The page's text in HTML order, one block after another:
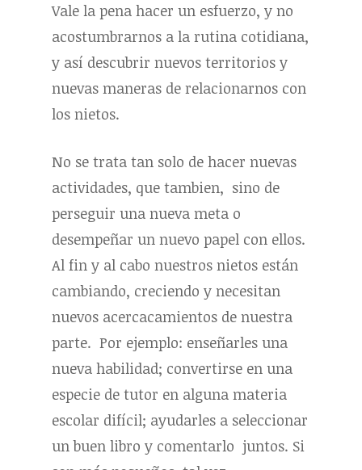
Vale la pena hacer un esfuerzo, y no
acostumbrarnos a la rutina cotidiana,
y así descubrir nuevos territorios y
nuevas maneras de relacionarnos con
los nietos.
No se trata tan solo de hacer nuevas
actividades, que tambien, sino de
perseguir una nueva meta o
desempeñar un nuevo papel con ellos.
Al fin y al cabo nuestros nietos están
cambiando, creciendo y necesitan
nuevos acercacamientos de nuestra
parte. Por ejemplo: enseñarles una
nueva habilidad; convertirse en una
especie de tutor en alguna materia
escolar difícil; ayudarles a seleccionar
un buen libro y comentarlo juntos. Si